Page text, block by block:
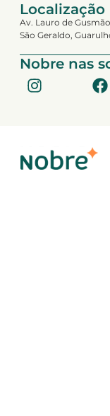
Localização
Av. Lauro de
São Geraldo,
Nobre nas